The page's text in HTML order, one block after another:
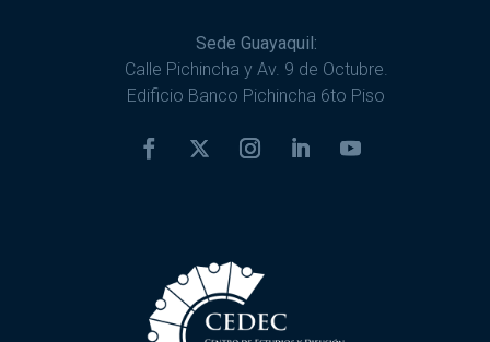
Sede Guayaquil:
Calle Pichincha y Av. 9 de Octubre.
Edificio Banco Pichincha 6to Piso